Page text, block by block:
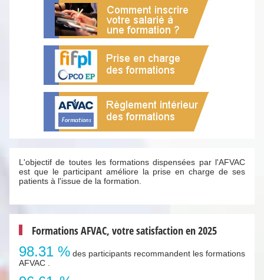
L'objectif de toutes les formations dispensées par l'AFVAC
est que le participant améliore la prise en charge de ses
patients à l'issue de la formation.
Formations AFVAC, votre satisfaction en 2025
98.31 % des participants recommandent les formations
AFVAC .